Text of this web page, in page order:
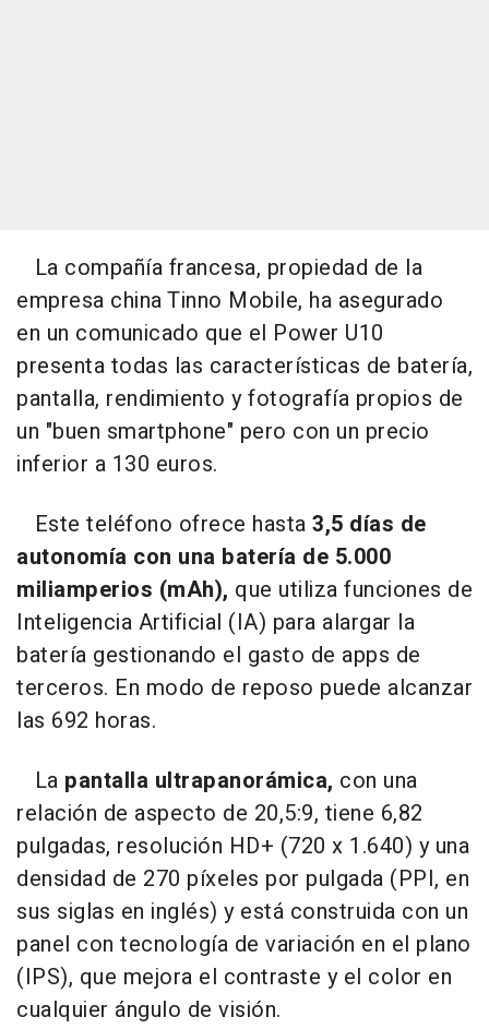
La compañía francesa, propiedad de la
empresa china Tinno Mobile, ha asegurado
en un comunicado que el Power U10
presenta todas las características de batería,
pantalla, rendimiento y fotografía propios de
un "buen smartphone" pero con un precio
inferior a 130 euros.
Este teléfono ofrece hasta 3,5 días de
autonomía con una batería de 5.000
miliamperios (mAh), que utiliza funciones de
Inteligencia Artificial (IA) para alargar la
batería gestionando el gasto de apps de
terceros. En modo de reposo puede alcanzar
las 692 horas.
La pantalla ultrapanorámica, con una
relación de aspecto de 20,5:9, tiene 6,82
pulgadas, resolución HD+ (720 x 1.640) y una
densidad de 270 píxeles por pulgada (PPI, en
sus siglas en inglés) y está construida con un
panel con tecnología de variación en el plano
(IPS), que mejora el contraste y el color en
cualquier ángulo de visión.